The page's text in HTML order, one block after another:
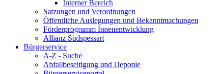
Interner Bereich
Satzungen und Verordnungen
Öffentliche Auslegungen und Bekanntmachungen
Förderprogramm Innenentwicklung
Allianz Südspessart
Bürgerservice
A-Z - Suche
Abfallbeseitigung und Deponie